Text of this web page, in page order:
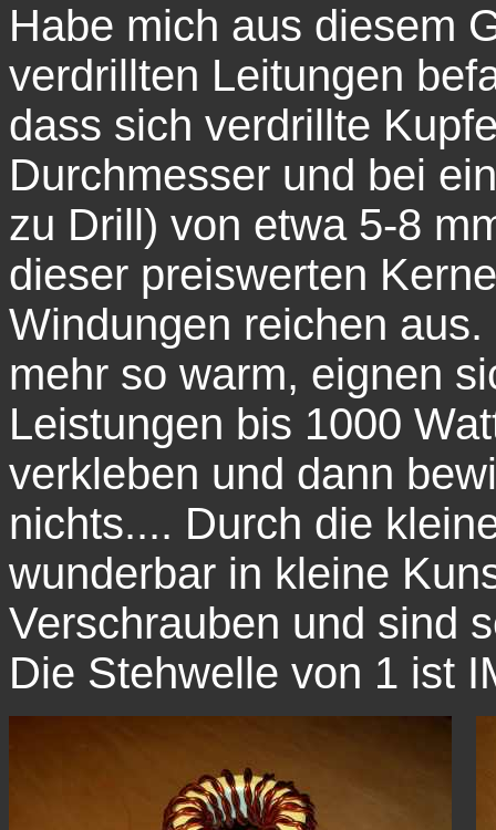
Habe mich aus diesem
verdrillten Leitungen
dass sich verdrillte
Durchmesser und bei
zu Drill) von etwa 5-8
dieser preiswerten
Windungen reichen
mehr so warm, eignen
Leistungen bis 1000
verkleben und dann
nichts.... Durch die
wunderbar in kleine
Verschrauben und sind
Die Stehwelle von 1 ist